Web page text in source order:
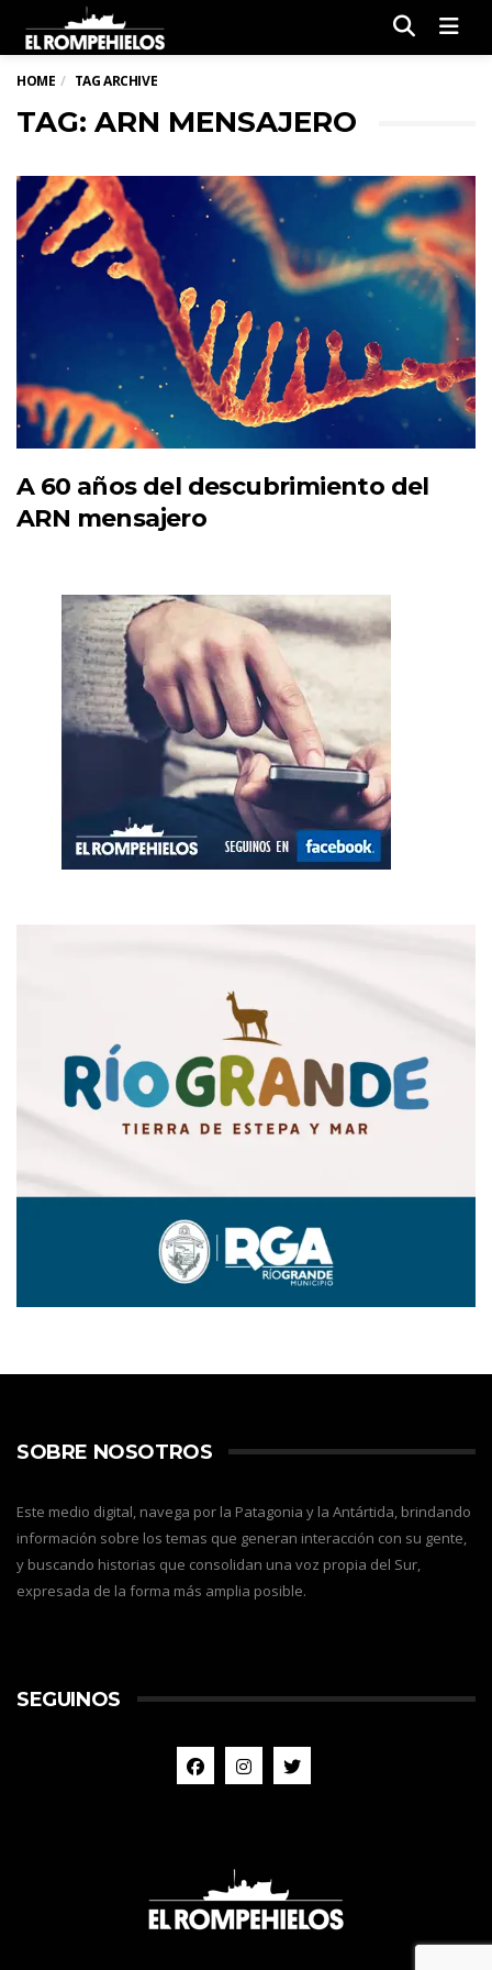
HOME TAG ARCHIVE
TAG: ARN MENSAJERO
A 60 años del descubrimiento del
ARN mensajero
SOBRE NOSOTROS
Este medio digital, navega por la Patagonia y la Antártida, brindando
información sobre los temas que generan interacción con su gente,
y buscando historias que consolidan una voz propia del Sur,
expresada de la forma más amplia posible.
SEGUINOS